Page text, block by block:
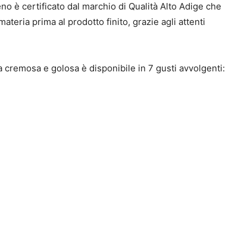
è certificato dal marchio di Qualità Alto Adige che
prima al prodotto finito, grazie agli attenti
e golosa è disponibile in 7 gusti avvolgenti: